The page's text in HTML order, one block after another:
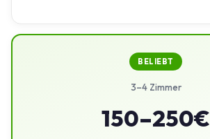
BELIEBT
3–4 Zimmer
150–250€